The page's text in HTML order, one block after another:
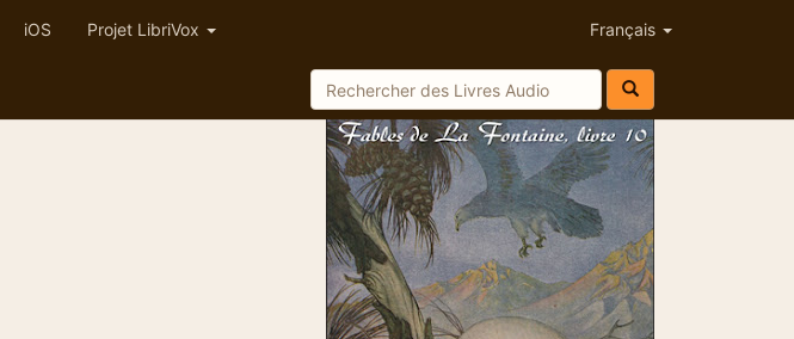
iOS Projet LibriVox Français